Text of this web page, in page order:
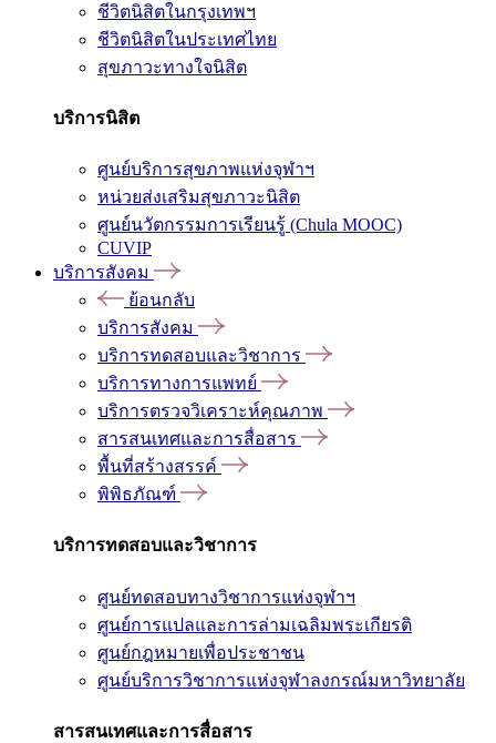
ชีวิตนิสิตในกรุงเทพฯ
ชีวิตนิสิตในประเทศไทย
สุขภาวะทางใจนิสิต
บริการนิสิต
ศูนย์บริการสุขภาพแห่งจุฬาฯ
หน่วยส่งเสริมสุขภาวะนิสิต
ศูนย์นวัตกรรมการเรียนรู้ (Chula MOOC)
CUVIP
บริการสังคม
ย้อนกลับ
บริการสังคม
บริการทดสอบและวิชาการ
บริการทางการแพทย์
บริการตรวจวิเคราะห์คุณภาพ
สารสนเทศและการสื่อสาร
พื้นที่สร้างสรรค์
พิพิธภัณฑ์
บริการทดสอบและวิชาการ
ศูนย์ทดสอบทางวิชาการแห่งจุฬาฯ
ศูนย์การแปลและการล่ามเฉลิมพระเกียรติ
ศูนย์กฎหมายเพื่อประชาชน
ศูนย์บริการวิชาการแห่งจุฬาลงกรณ์มหาวิทยาลัย
สารสนเทศและการสื่อสาร